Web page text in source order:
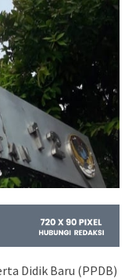
Didik Baru (PPDB)